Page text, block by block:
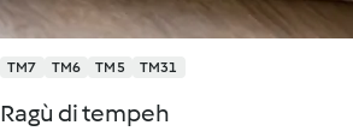
TM7 TM6 TM5 TM31
Ragù di tempeh